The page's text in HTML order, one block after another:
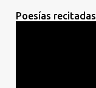
Poesías recitadas